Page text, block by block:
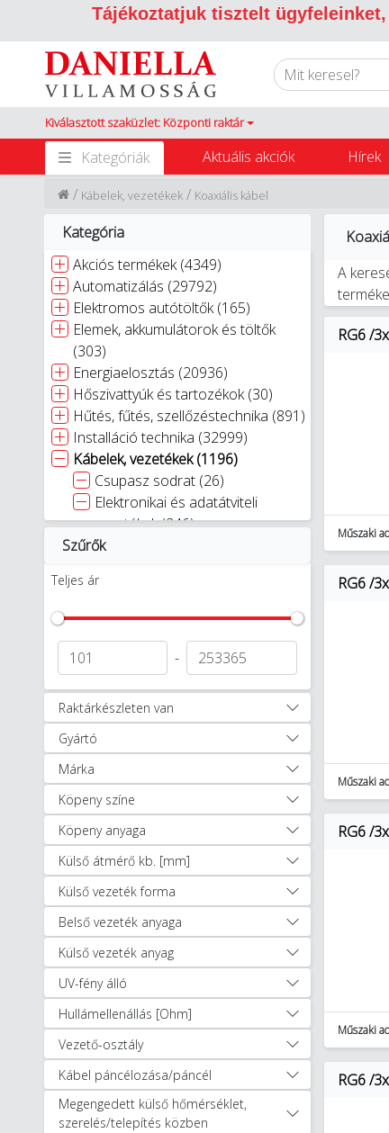
Tájékoztatjuk tisztelt
Kiválasztott szaküzlet: Központi raktár
Kategóriák Aktuális akciók Hírek
Koaxiális kábel
/
Kábelek, vezetékek
/
Kategória
Akciós termékek (4349)
Automatizálás (29792)
Elektromos autótöltők (165)
Elemek, akkumulátorok és töltők
(303)
Energiaelosztás (20936)
Hőszivattyúk és tartozékok (30)
Hűtés, fűtés, szellőzéstechnika (891)
Installáció technika (32999)
Kábelek, vezetékek (1196)
Csupasz sodrat (26)
Elektronikai és adatátviteli
vezetékek (246)
Erőátviteli kábel >= 1 kV, flexibilis
Erőátviteli kábel >= 1 kV, rögzített
Erősáramú vezetékek, kábelek <
1 kV flexibilis elhelyezés (518)
Erősáramú vezetékek, kábelek <
1 kV rögzített elhelyezés (121)
Hangszóró kábel (29)
Koaxiális kábel (29)
Optikai kábel (16)
Szigetelt szabadvezeték (17)
Kapcsolóberendezések és
szekrények (18055)
Szerelvények (10151)
Kaputechnika (9)
Napelemes rendszerek (348)
Világítástechnika (27331)
Villámvédelem (3886)
Egyéb (2360)
Autóápolási termékek (47)
Munkavédelem, védőruházat (1256)
Okosotthon megoldások (321)
Okosotthon csomagok (17)
Szerszámok (11897)
Lakossági világítás (2518)
Szűrők
Teljes ár
-
Raktárkészleten van
Gyártó
Márka
Köpeny színe
Köpeny anyaga
Külső átmérő kb. [mm]
Külső vezeték forma
Belső vezeték anyaga
Külső vezeték anyag
UV-fény álló
Hullámellenállás [Ohm]
Vezető-osztály
Kábel páncélozása/páncél
Megengedett külső hőmérséklet,
szerelés/telepítés közben
A
RG6 /
Műszaki
RG6 /
Műszaki
RG6 /
Műszaki
RG6 /